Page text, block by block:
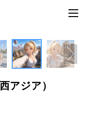
t
o
l
e
n
a
v
アジア）